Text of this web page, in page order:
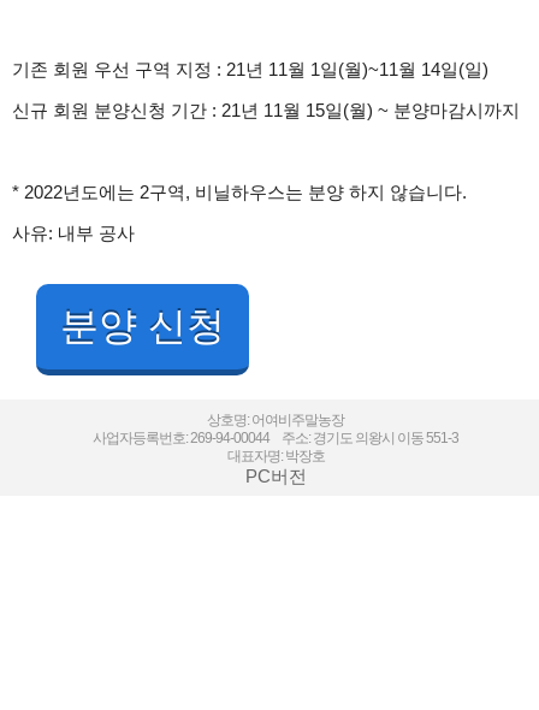
기존 회원 우선 구역 지정 : 21년 11월 1일(월)~11월 14일(일)
신규 회원 분양신청 기간 : 21년 11월 15일(월) ~ 분양마감시까지
* 2022년도에는 2구역, 비닐하우스는 분양 하지 않습니다.
사유: 내부 공사
분양 신청
상호명: 어여비주말농장
사업자등록번호: 269-94-00044 주소: 경기도 의왕시 이동 551-3
대표자명: 박장호
PC버전